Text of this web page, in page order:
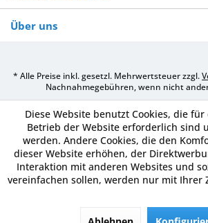
Über uns
* Alle Preise inkl. gesetzl. Mehrwertsteuer zzgl.
Nachnahmegebühren, wenn nicht
Diese Website benutzt Cookies, die
Betrieb der Website erforderlich sind
werden. Andere Cookies, die den
dieser Website erhöhen, der
Interaktion mit anderen Websites und
vereinfachen sollen, werden nur mit Ihrer